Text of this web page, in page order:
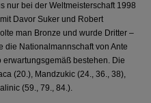
nur bei der Weltmeisterschaft 1998
Davor Suker und Robert
man Bronze und wurde Dritter –
die Nationalmannschaft von Ante
bestehen. Die
(20.), Mandzukic (24., 36., 38),
(59., 79., 84.).